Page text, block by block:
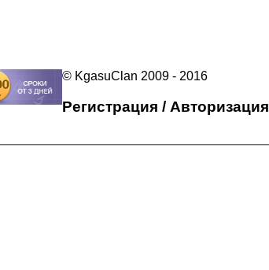
© KgasuClan 2009 - 2016
Регистрация / Авторизация